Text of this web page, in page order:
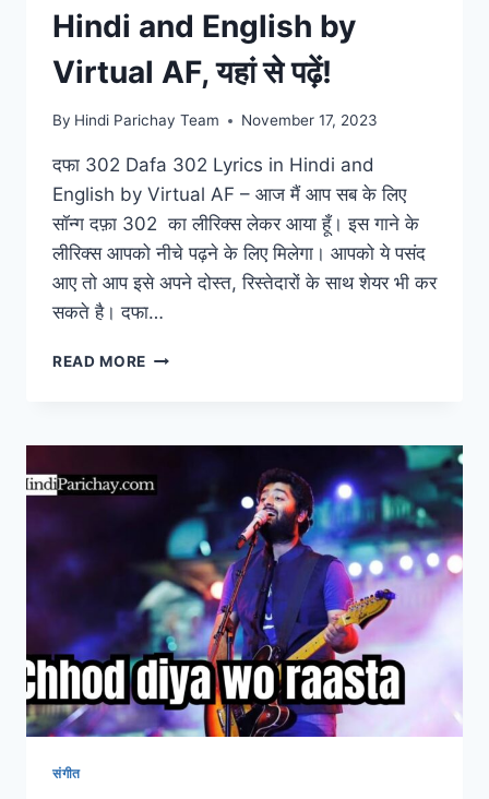
Hindi and English by
Virtual AF, यहां से पढ़ें!
By Hindi Parichay Team November 17, 2023
दफा 302 Dafa 302 Lyrics in Hindi and
English by Virtual AF – आज मैं आप सब के लिए
सॉन्ग दफ़ा 302 का लीरिक्स लेकर आया हूँ। इस गाने के
लीरिक्स आपको नीचे पढ़ने के लिए मिलेगा। आपको ये पसंद
आए तो आप इसे अपने दोस्त, रिस्तेदारों के साथ शेयर भी कर
सकते है। दफा…
READ MORE दफा
LYRICS
HINDI
AND
ENGLISH
BY
VIRTUAL
AF,
यहां
से
पढ़ें!
संगीत